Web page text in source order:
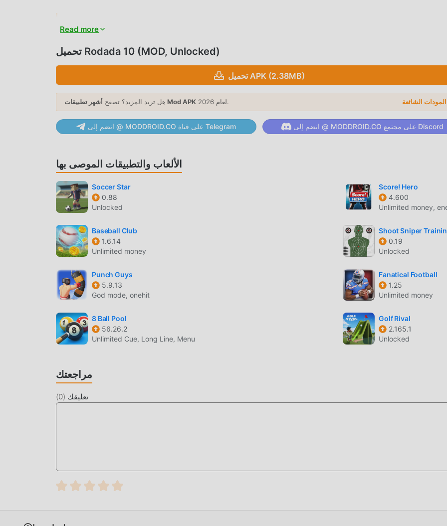
يوفر Rodada 10 تجربة أكثر ثراءً ووظائف أكثر قوة. ما عليك سوى تنزيل وتثبيت Rodada 10 5.0.1 ، يمكنك بسهولة تجربة جميع
السعادة التي يواجهونها في التطبيق ، ما الذي تنتظره ، تعال وقم بتنزيله الآن
فريد
انRodada 10 5.0.1 مجاني تمامًا ، ولكنه يرفق أيضًا إصدار التعديل ، مما يوفر لك وظائف Free مجانًا ، يمكنك تجربة أعلى مستوى من
مجانية ومتاحة بنسبة 100٪. الآن ، ما عليك سوى تنزيل moddroid إلى العميل ، يمكنك تنزيل وتثبيت Freeاصدار التعديل Rodada 10
ما عليك سوى النقر فوق زر التنزيل لتثبيت تطبيق moddroid ، ويمكنك تنزيل الإصدار المجاني مباشرة Rodada 10 5.0.1 في حزمة
تثبيت moddroid بنقرة واحدة ، وهناك المزيد من تطبيقات mod الشائعة المجانية التي تنتظر عليك أن تلعب ، ماذا تنتظر ، قم بتنزيله
Read more
تحميل Rodada 10 (MOD, Unlocked)
تحميل APK (2.38MB)
هل تريد المزيد؟ تصفح أشهر تطبيقات Mod APK لعام 2026.
انضم إلى @ MODDROID.CO على قناة Telegram انضم إلى @ MODDROID.CO على مجتمع Discord
الألعاب والتطبيقات الموصى بها
Soccer Star
0.88
Unlocked
Score! Hero
4.600
Unlimited money,
Baseball Club
1.6.14
Unlimited money
Shoot Sniper
0.19
Unlocked
Punch Guys
5.9.13
God mode, onehit
Fanatical Football
1.25
Unlimited money
8 Ball Pool
56.26.2
Unlimited Cue, Long Line, Menu
Golf Rival
2.165.1
Unlocked
مراجعتك
تعليقك (
0
)